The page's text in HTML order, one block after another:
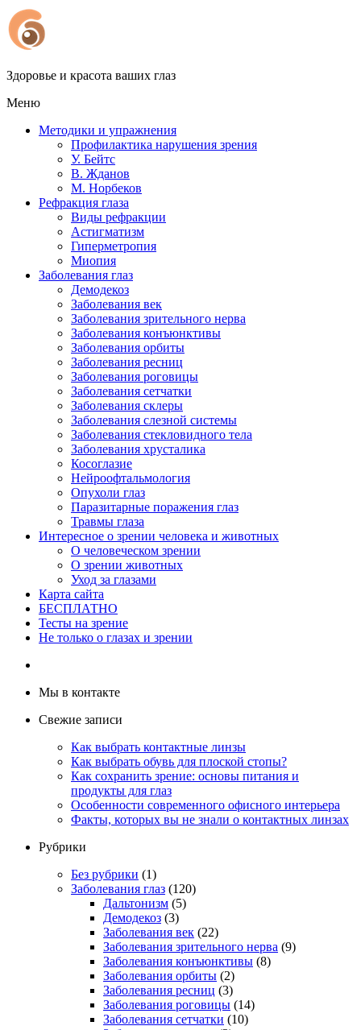
Здоровье и красота ваших глаз
Меню
Методики и упражнения
Профилактика нарушения зрения
У. Бейтс
В. Жданов
М. Норбеков
Рефракция глаза
Виды рефракции
Астигматизм
Гиперметропия
Миопия
Заболевания глаз
Демодекоз
Заболевания век
Заболевания зрительного нерва
Заболевания конъюнктивы
Заболевания орбиты
Заболевания ресниц
Заболевания роговицы
Заболевания сетчатки
Заболевания склеры
Заболевания слезной системы
Заболевания стекловидного тела
Заболевания хрусталика
Косоглазие
Нейроофтальмология
Опухоли глаз
Паразитарные поражения глаз
Травмы глаза
Интересное о зрении человека и животных
О человеческом зрении
О зрении животных
Уход за глазами
Карта сайта
БЕСПЛАТНО
Тесты на зрение
Не только о глазах и зрении
Мы в контакте
Свежие записи
Как выбрать контактные линзы
Как выбрать обувь для плоской стопы?
Как сохранить зрение: основы питания и
продукты для глаз
Особенности современного офисного интерьера
Факты, которых вы не знали о контактных линзах
Рубрики
Без рубрики (1)
Заболевания глаз (120)
Дальтонизм (5)
Демодекоз (3)
Заболевания век (22)
Заболевания зрительного нерва (9)
Заболевания конъюнктивы (8)
Заболевания орбиты (2)
Заболевания ресниц (3)
Заболевания роговицы (14)
Заболевания сетчатки (10)